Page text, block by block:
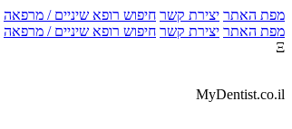
מפת האתר יצירת קשר חיפוש רופא שיניים / מרפאה
מפת האתר יצירת קשר חיפוש רופא שיניים / מרפאה
Ξ
MyDentist.co.il